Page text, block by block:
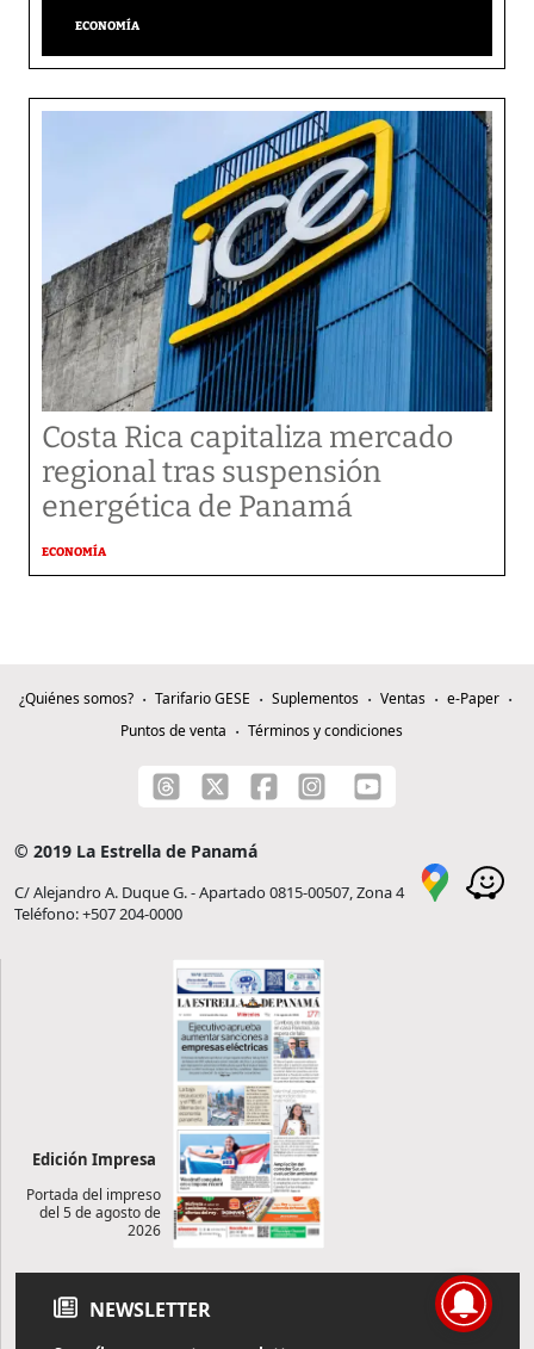
ECONOMÍA
Costa Rica capitaliza mercado
regional tras suspensión
energética de Panamá
ECONOMÍA
¿Quiénes somos? Tarifario GESE Suplementos Ventas
e-Paper
Puntos de venta
Términos y condiciones
© 2019 La Estrella de Panamá
C/ Alejandro A. Duque G. - Apartado 0815-00507, Zona 4
Teléfono: +507 204-0000
Edición Impresa
Portada del impreso
del 5 de agosto de
2026
NEWSLETTER